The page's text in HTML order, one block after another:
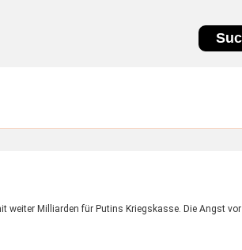
weiter Milliarden für Putins Kriegskasse. Die Angst vor